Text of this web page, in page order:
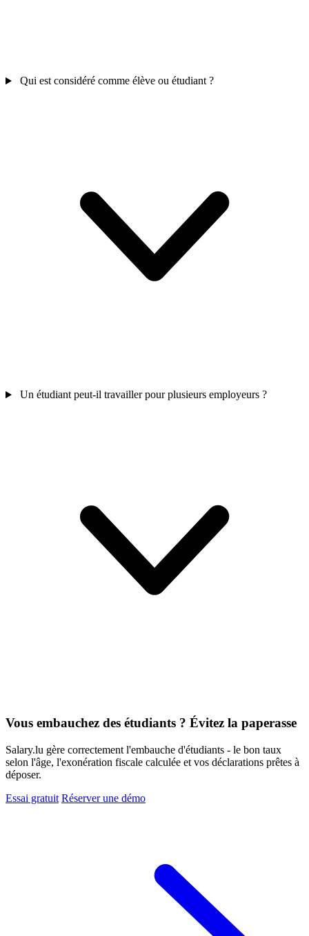
Qui est considéré comme élève ou étudiant ?
Un étudiant peut-il travailler pour plusieurs employeurs ?
Vous embauchez des étudiants ? Évitez la paperasse
Salary.lu gère correctement l'embauche d'étudiants - le bon taux
selon l'âge, l'exonération fiscale calculée et vos déclarations prêtes à
déposer.
Essai gratuit Réserver une démo